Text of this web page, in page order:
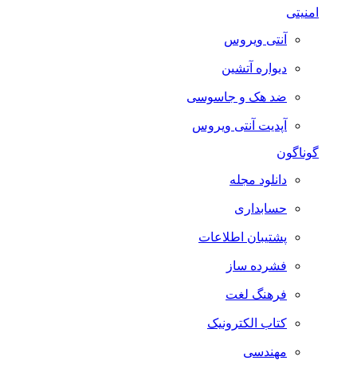
امنیتی
آنتی ویروس
دیواره آتشین
ضد هک و جاسوسی
آپدیت آنتی ویروس
گوناگون
دانلود مجله
حسابداری
پشتیبان اطلاعات
فشرده ساز
فرهنگ لغت
کتاب الکترونیک
مهندسی